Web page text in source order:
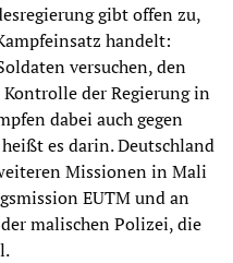
gibt offen zu,
handelt:
versuchen, den
der Regierung in
dabei auch gegen
es darin. Deutschland
Missionen in Mali
EUTM und an
malischen Polizei, die